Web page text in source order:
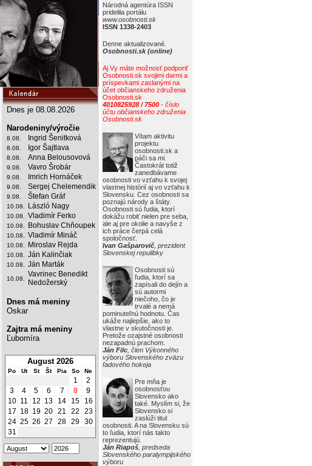
Národná agentúra ISSN
pridelila portálu
www.osobnosti.sk
ISSN 1338-2403
Denne aktualizované.
Osobnosti.sk (online)
Aj Vy máte možnosť podporiť
Osobnosti.sk svojimi darmi a
príspevkami zaslanými na
účet občianskeho združenia
Osobnosti.sk
4010825928 / 7500 - číslo
účtu občianskeho združenia
Osobnosti.sk
Vítam aktivitu
projektu
osobnosti.sk a
páči sa mi.
Častokrát totiž
zanedbávame
osobnosti vo vzťahu k svojej
vlastnej histórií aj vo vzťahu k
Slovensku. Cez osobnosti sa
poznajú národy a štáty.
Osobnosti sú ľudia, ktorí
dokážu robiť nielen pre seba,
ale aj pre okolie a navyše z
ich práce čerpá celá
spoločnosť.
Ivan Gašparovič , prezident
Slovenskej repulibky
Osobnosti sú
ľudia, ktorí sa
zapísali do dejín a
sú autormi
niečoho, čo je
trvalé a nemá
pominuteľnú hodnotu. Čas
ukáže najlepšie, ako to
vlastne v skutočnosti je.
Pretože ozajstné osobnosti
nezapadnú prachom.
Ján Filc , člen Výkonného
výboru Slovenského zväzu
ľadového hokeja
Pre mňa je
osobnosťou
Slovensko ako
také. Myslím si, že
Slovensko si
zaslúži titul
osobnosti. A na Slovensku sú
to ľudia, ktorí nás takto
reprezentujú.
Ján Riapoš , predseda
Slovenského paralympijského
výboru
Dnes je 08.08.2026
Narodeniny/výročie
8.08. Ingrid Šenitková
8.08. Igor Šajtlava
8.08. Anna Belousovová
9.08. Vavro Šrobár
9.08. Imrich Hornáček
9.08. Sergej Chelemendik
9.08. Štefan Gráf
10.08. László Nagy
10.08. Vladimír Ferko
10.08. Bohuslav Chňoupek
10.08. Vladimír Mináč
10.08. Miroslav Rejda
10.08. Ján Kalinčiak
10.08. Ján Marták
10.08.
Vavrinec Benedikt
Nedožerský
Dnes má meniny
Oskar
Zajtra má meniny
Ľubomíra
August 2026
Po Ut St Št Pia So Ne
1
2
3
4 5 6 7 8
9
10 11 12 13 14 15
16
17 18 19 20 21 22
23
24 25 26 27 28 29 30
31